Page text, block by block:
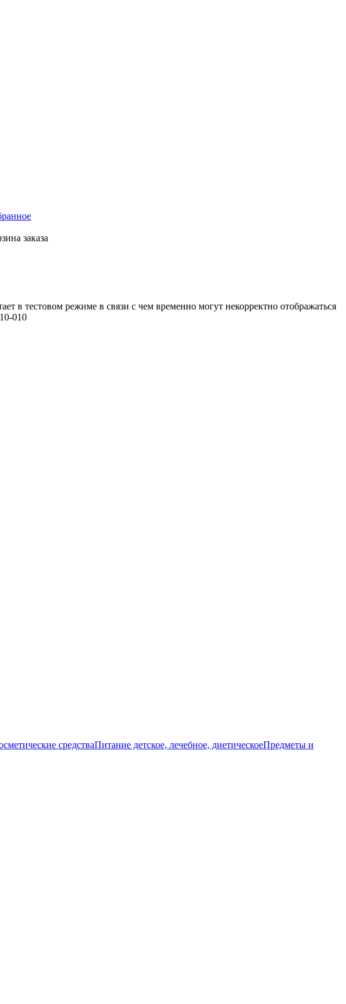
заказа
в тестовом режиме в связи с чем временно могут некорректно отображаться
010
средстваПитание детское, лечебное, диетическоеПредметы и